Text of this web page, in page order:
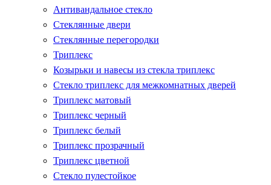
Антивандальное стекло
Стеклянные двери
Стеклянные перегородки
Триплекс
Козырьки и навесы из стекла триплекс
Стекло триплекс для межкомнатных дверей
Триплекс матовый
Триплекс черный
Триплекс белый
Триплекс прозрачный
Триплекс цветной
Стекло пулестойкое